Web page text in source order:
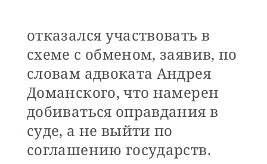
отказался участвовать в
схеме с обменом, заявив, по
словам адвоката Андрея
Доманского, что намерен
добиваться оправдания в
суде, а не выйти по
соглашению государств.